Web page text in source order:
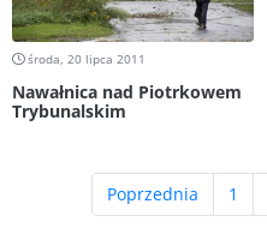
środa, 20 lipca 2011
Nawałnica nad Piotrkowem
Trybunalskim
Poprzednia 1